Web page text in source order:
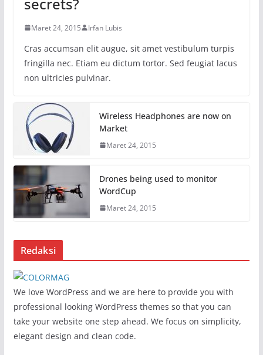
Maret 24, 2015 Irfan Lubis
Cras accumsan elit augue, sit amet vestibulum turpis
fringilla nec. Etiam eu dictum tortor. Sed feugiat lacus
non ultricies pulvinar.
Wireless Headphones are now on
Market
Maret 24, 2015
Drones being used to monitor
WordCup
Maret 24, 2015
Redaksi
We love WordPress and we are here to provide you with
professional looking WordPress themes so that you can
take your website one step ahead. We focus on simplicity,
elegant design and clean code.